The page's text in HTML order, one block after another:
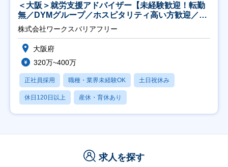
＜大阪＞就労支援アドバイザー【未経験歓迎！転勤
無／DYMグループ／ホスピタリティ高い方歓迎／土
日祝】
株式会社ワークスバリアフリー
大阪府
320万~400万
正社員採用 職種・業界未経験OK 土日祝休み
休日120日以上 産休・育休あり
求人を探す